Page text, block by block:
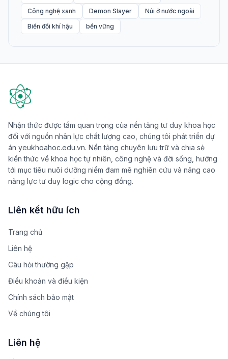
Công nghệ xanh
Demon Slayer
Núi ở nước ngoài
Biến đổi khí hậu
bền vững
Nhận thức được tầm quan trọng của nền tảng tư duy khoa học
đối với nguồn nhân lực chất lượng cao, chúng tôi phát triển dự
án yeukhoahoc.edu.vn. Nền tảng chuyên lưu trữ và chia sẻ
kiến thức về khoa học tự nhiên, công nghệ và đời sống, hướng
tới mục tiêu nuôi dưỡng niềm đam mê nghiên cứu và nâng cao
năng lực tư duy logic cho cộng đồng.
Liên kết hữu ích
Trang chủ
Liên hệ
Câu hỏi thường gặp
Điều khoản và điều kiện
Chính sách bảo mật
Về chúng tôi
Liên hệ